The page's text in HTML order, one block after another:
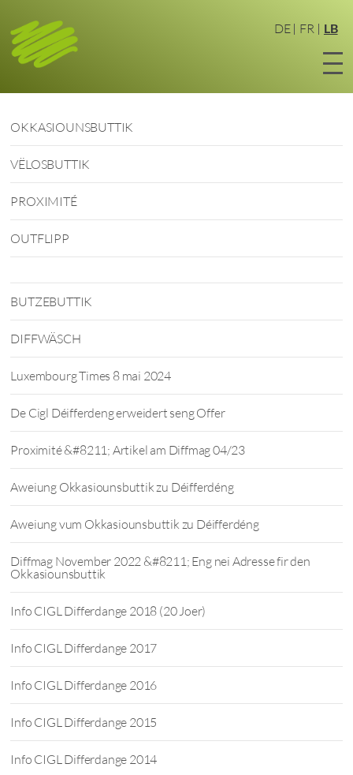
DE FR LB
OKKASIOUNSBUTTIK
VËLOSBUTTIK
PROXIMITÉ
OUTFLIPP
BUTZEBUTTIK
DIFFWÄSCH
Luxembourg Times 8 mai 2024
De Cigl Déifferdeng erweidert seng Offer
Proximité &#8211; Artikel am Diffmag 04/23
Aweiung Okkasiounsbuttik zu Déifferdéng
Aweiung vum Okkasiounsbuttik zu Déifferdéng
Diffmag November 2022 &#8211; Eng nei Adresse fir den
Okkasiounsbuttik
Info CIGL Differdange 2018 (20 Joer)
Info CIGL Differdange 2017
Info CIGL Differdange 2016
Info CIGL Differdange 2015
Info CIGL Differdange 2014